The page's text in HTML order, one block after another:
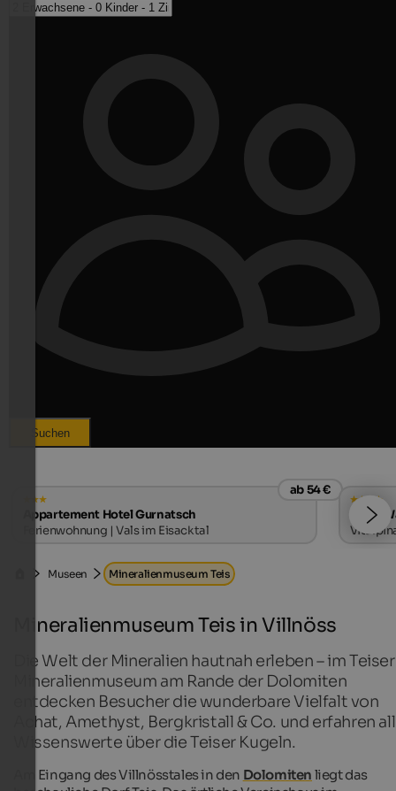
Suchen
ab 54 €
Appartement Hotel Gurnatsch
Ferienwohnung | Vals im Eisacktal
Hotel
Museen Mineralienmuseum Teis
Mineralienmuseum Teis in Villnöss
Die Welt der Mineralien hautnah erleben – im Teiser
Mineralienmuseum am Rande der Dolomiten
entdecken Besucher die wunderbare Vielfalt von
Achat, Amethyst, Bergkristall & Co. und erfahren
Wissenswerte über die Teiser Kugeln.
Am Eingang des Villnösstales in den Dolomiten liegt das